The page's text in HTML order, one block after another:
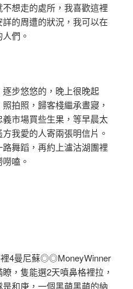
想走的處所，我喜歡這裡
的周遭的狀況，我可以在
們。
步悠悠的，晚上很晚起
拍照，歸客棧繼承晝寢，
市場買些生果，等早晨太
我愛的人寄兩張明信片。
舞蹈，再約上瀘沽湖團裡
嗑。
4曼尼蘇◎◎MoneyWinner
，隻能選2天噴鼻格裡拉，
和庚，一個黑萌黑萌的納